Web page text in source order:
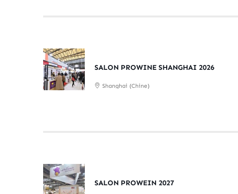
SALON PROWINE SHANGHAI 2026
Shanghai (Chine)
SALON PROWEIN 2027